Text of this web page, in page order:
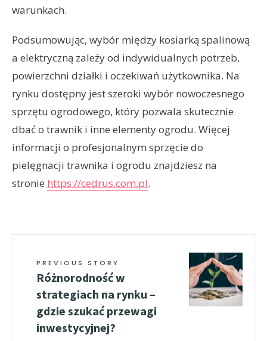
warunkach.
Podsumowując, wybór między kosiarką spalinową
a elektryczną zależy od indywidualnych potrzeb,
powierzchni działki i oczekiwań użytkownika. Na
rynku dostępny jest szeroki wybór nowoczesnego
sprzętu ogrodowego, który pozwala skutecznie
dbać o trawnik i inne elementy ogrodu. Więcej
informacji o profesjonalnym sprzęcie do
pielęgnacji trawnika i ogrodu znajdziesz na
stronie https://cedrus.com.pl.
PREVIOUS STORY
Różnorodność w
strategiach na rynku –
gdzie szukać przewagi
inwestycyjnej?